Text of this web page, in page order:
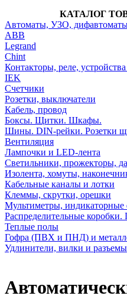
КАТАЛОГ
Автоматы, УЗО,
АВВ
Legrand
Chint
Контакторы, реле,
IEK
Счетчики
Розетки, выключатели
Кабель, провод
Боксы. Щитки. Шкафы.
Шины. DIN-рейки. Розетки
Вентиляция
Лампочки и LED-лента
Светильники, прожекторы,
Изолента, хомуты,
Кабельные каналы и лотки
Клеммы, скрутки, орешки
Мультиметры, индикаторные
Распределительные
Теплые полы
Гофра (ПВХ и ПНД) и
Удлинители, вилки и разъемы